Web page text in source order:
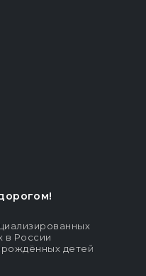
в России
детей